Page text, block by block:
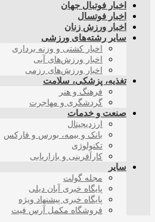
اخبار فوتبال جهان
اخبار فوتسال
اخبار ورزش زنان
سایر رشته‌های ورزشی
اخبار کشتی و وزنه برداری
اخبار ورزش‌های آبی
اخبار ورزش‌های رزمی
تغذیه، پزشکی، سلامت
فرهنگ و هنر
گردشگری و مهاجرت
صنعت و خدمات
ارزدیجیتال
بانک و بیمه، بورس و فارکس
تکنولوژی
کارآفرینی و بازاریابی
سایر
مجله گولت
پایگاه خبری آبان دیلی
پایگاه خبری پیشنهاد ویژه
فروشگاه مکمل آرس فیت